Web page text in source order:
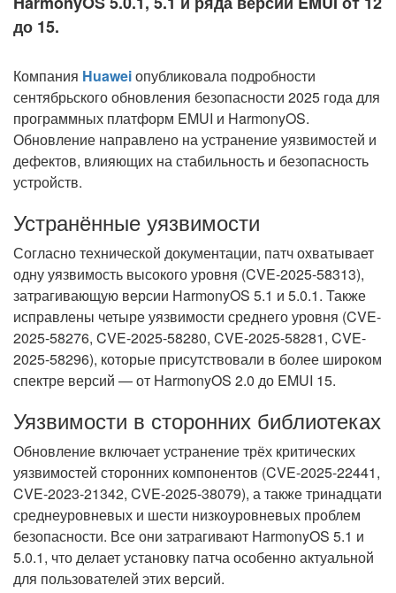
до 15.
Компания Huaweiопубликовала подробности
сентябрьского обновления безопасности 2025 года для
программных платформ EMUI и HarmonyOS.
Обновление направлено на устранение уязвимостей и
дефектов, влияющих на стабильность и безопасность
устройств.
Устранённые уязвимости
Согласно технической документации, патч охватывает
одну уязвимость высокого уровня (CVE-2025-58313),
затрагивающую версии HarmonyOS 5.1 и 5.0.1. Также
исправлены четыре уязвимости среднего уровня (CVE-
2025-58276, CVE-2025-58280, CVE-2025-58281, CVE-
2025-58296), которые присутствовали в более широком
спектре версий — от HarmonyOS 2.0 до EMUI 15.
Уязвимости в сторонних библиотеках
Обновление включает устранение трёх критических
уязвимостей сторонних компонентов (CVE-2025-22441,
CVE-2023-21342, CVE-2025-38079), а также тринадцати
среднеуровневых и шести низкоуровневых проблем
безопасности. Все они затрагивают HarmonyOS 5.1 и
5.0.1, что делает установку патча особенно актуальной
для пользователей этих версий.